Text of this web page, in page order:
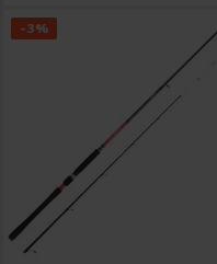
-3%